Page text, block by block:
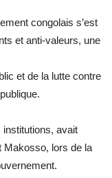
congolais s’est
et anti-valeurs, une
et de la lutte contre
institutions, avait
Makosso, lors de la